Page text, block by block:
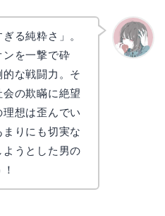
る純粋さ」。
を一撃で砕
な戦闘力。そ
の欺瞞に絶望
想は歪んでい
りにも切実な
うとした男の